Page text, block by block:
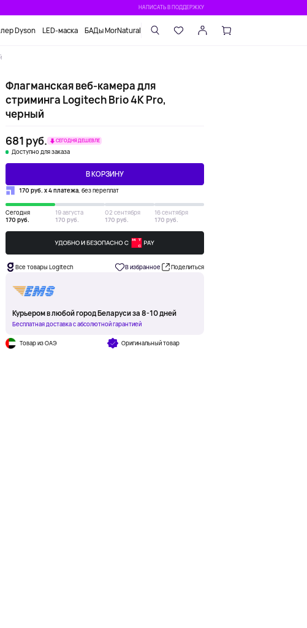
НАПИСАТЬ В ПОДДЕРЖКУ
Dyson LED-маска БАДы MorNatural
Флагманская веб-камера для
стриминга Logitech Brio 4K Pro,
черный
681 руб.
СЕГОДНЯ ДЕШЕВЛЕ
Доступно для заказа
В КОРЗИНУ
170 руб. х 4 платежа, без переплат
Сегодня
170 руб.
19 августа
170 руб.
02 сентября
170 руб.
16 сентября
170 руб.
Все товары Logitech В избранное Поделиться
Курьером в любой город Беларуси за 8-10 дней
Бесплатная доставка с абсолютной гарантией
Товар из ОАЭ Оригинальный товар